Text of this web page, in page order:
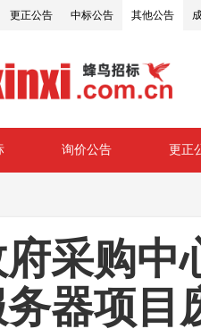
更正公告 中标公告 其他公告
询价公告 更正
采购中
器项目